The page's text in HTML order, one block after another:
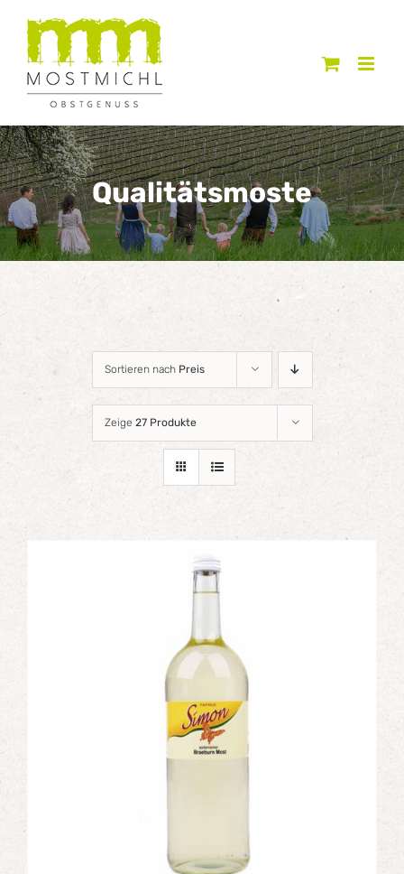
Zum
Inhalt
springen
Qualitätsmoste
Sortieren nach Preis
Zeige 27 Produkte